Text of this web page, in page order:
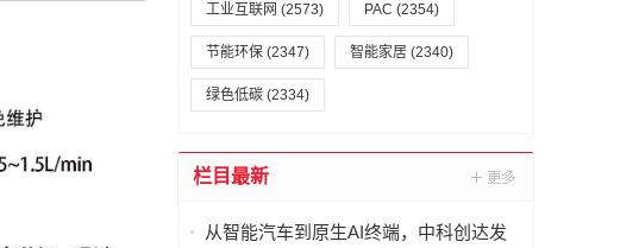
工业互联网 (2573) PAC (2354)
节能环保 (2347) 智能家居 (2340)
绿色低碳 (2334)
栏目最新
从智能汽车到原生AI终端，中科创达发